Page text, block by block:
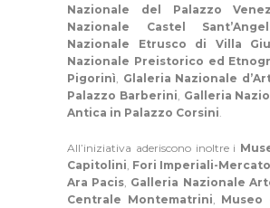
Nazionale del Palazzo
Nazionale Castel
Nazionale Etrusco di Villa
Nazionale Preistorico ed
Pigorinì
Glaleria Nazionale
Palazzo Barberini Galleria
Antica in Palazzo Corsini
All’iniziativa aderiscono inoltre i
Capitolini, Fori Imperiali-
Ara Pacis, Galleria Nazionale
Centrale Montematrini, Museo